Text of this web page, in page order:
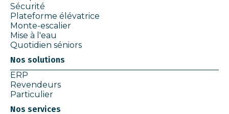
Sécurité
Plateforme élévatrice
Monte-escalier
Mise à l'eau
Quotidien séniors
Nos solutions
ERP
Revendeurs
Particulier
Nos services